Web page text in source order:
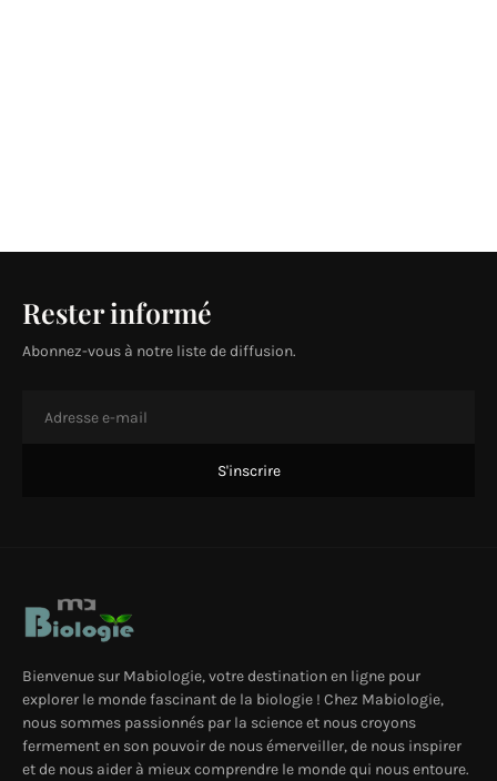
Rester informé
Abonnez-vous à notre liste de diffusion.
Bienvenue sur Mabiologie, votre destination en ligne pour
explorer le monde fascinant de la biologie ! Chez Mabiologie,
nous sommes passionnés par la science et nous croyons
fermement en son pouvoir de nous émerveiller, de nous inspirer
et de nous aider à mieux comprendre le monde qui nous entoure.